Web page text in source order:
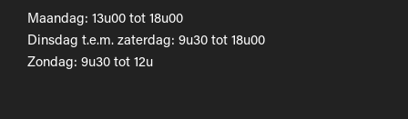
Maandag: 13u00 tot 18u00
Dinsdag t.e.m. zaterdag: 9u30 tot 18u00
Zondag: 9u30 tot 12u